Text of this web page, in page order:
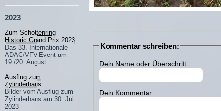
2023
Zum Schottenring
Historic Grand Prix 2023
Das 33. Internationale
ADAC/VFV-Event am
19./20. August
Ausflug zum
Zylinderhaus
Bilder vom Ausflug zum
Zylinderhaus am 30. Juli
2023
Kommentar schreiben:
Dein Name oder Überschrift
Dein Kommentar: